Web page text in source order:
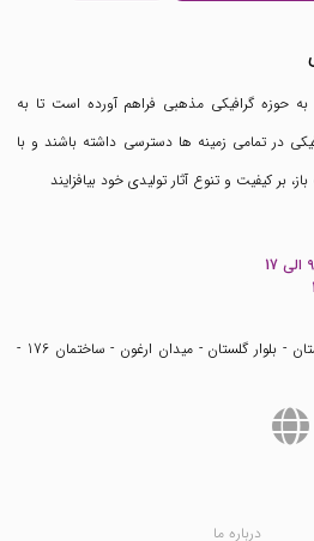
حوزه گرافیکی مذهبی فراهم آورده است تا به
در تمامی زمینه ها دسترسی داشته باشند و با
بر کیفیت و تنوع آثار تولیدی خود بیافزایند
تهران - شهر گلستان - بلوار گلستان - میدان ارغون - ساختمان 176 -
درباره ما